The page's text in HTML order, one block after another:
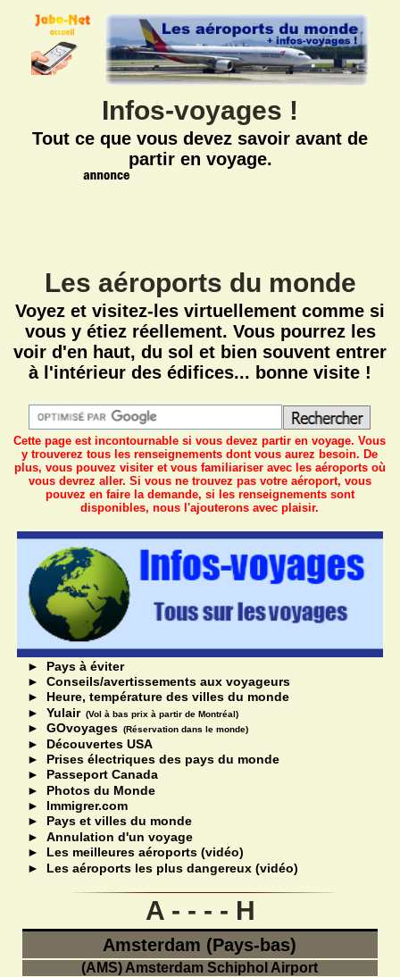
Infos-voyages !
Tout ce que vous devez savoir avant de
partir en voyage.
Les aéroports du monde
Voyez et visitez-les virtuellement comme si
vous y étiez réellement. Vous pourrez les
voir d'en haut, du sol et bien souvent entrer
à l'intérieur des édifices... bonne visite !
Cette page est incontournable si vous devez partir en voyage. Vous
y trouverez tous les renseignements dont vous aurez besoin. De
plus, vous pouvez visiter et vous familiariser avec les aéroports où
vous devrez aller. Si vous ne trouvez pas votre aéroport, vous
pouvez en faire la demande, si les renseignements sont
disponibles, nous l'ajouterons avec plaisir.
► Pays à éviter
► Conseils/avertissements aux voyageurs
► Heure, température des villes du monde
► Yulair(Vol à bas prix à partir de Montréal)
► GOvoyages(Réservation dans le monde)
► Découvertes USA
► Prises électriques des pays du monde
► Passeport Canada
► Photos du Monde
► Immigrer.com
► Pays et villes du monde
► Annulation d'un voyage
► Les meilleures aéroports (vidéo)
► Les aéroports les plus dangereux (vidéo)
A - - - - H
Amsterdam (Pays-bas)
(AMS) Amsterdam Schiphol Airport